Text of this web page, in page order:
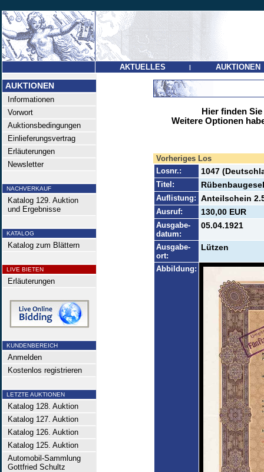
AKTUELLES | AUKTIONEN
AUKTIONEN
Informationen
Vorwort
Auktionsbedingungen
Einlieferungsvertrag
Erläuterungen
Newsletter
NACHVERKAUF
Katalog 129. Auktion
und Ergebnisse
KATALOG
Katalog zum Blättern
LIVE BIETEN
Erläuterungen
KUNDENBEREICH
Anmelden
Kostenlos registrieren
LETZTE AUKTIONEN
Katalog 128. Auktion
Katalog 127. Auktion
Katalog 126. Auktion
Katalog 125. Auktion
Automobil-Sammlung
Gottfried Schultz
Hier finden
Weitere Optionen
Vorheriges Los
Losnr.:
1047
Titel:
Auflistung: Anteilschein
Ausruf: 130,00 EUR
Ausgabe-
datum:
05.04.1921
Ausgabe-
ort:
Lützen
Abbildung: